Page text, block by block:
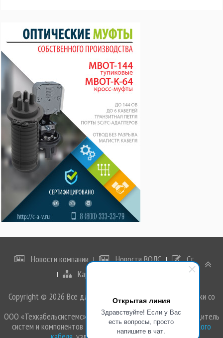
Открытая линия
Здравствуйте! Если у Вас
есть вопросы, просто
напишите в чат.
Новости компании Новости ВОЛС
Статьи
Карта сайта
Copyright © 2026 Все для ВОЛС, ВЛЭП. Комплексные поставки со
складов.
ООО «Техкабельсистемс» - российский поставщик и производитель
систем и компонентов для ВОЛС, ЛЭП: арматуры,оптического